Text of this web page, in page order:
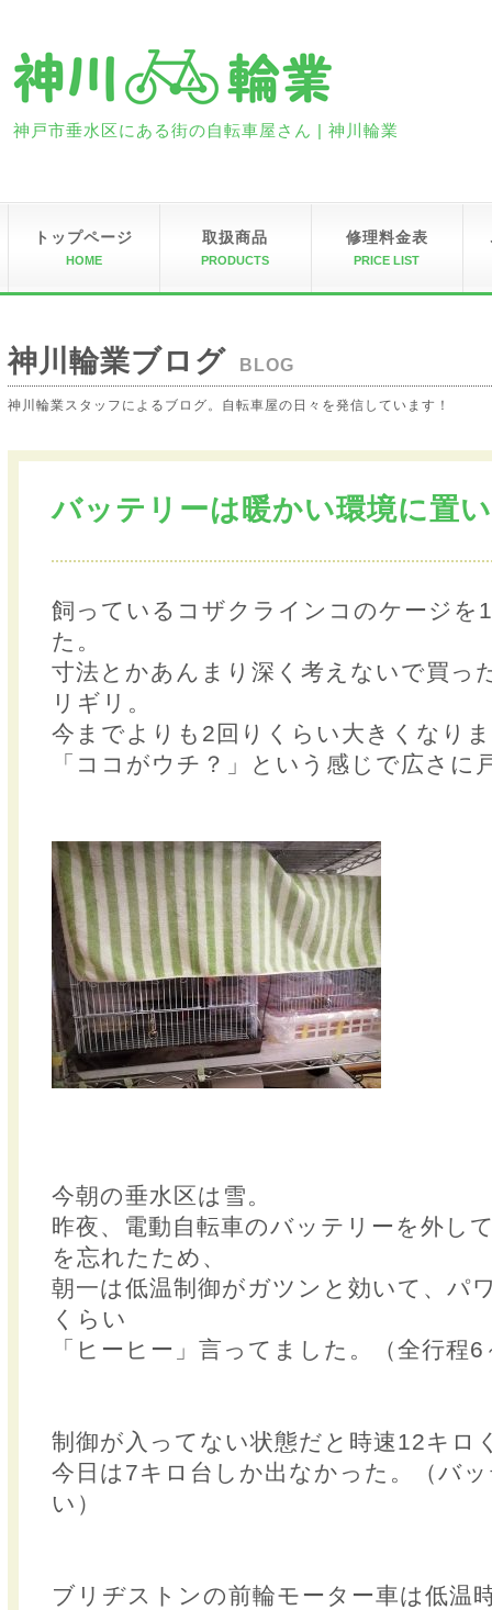
神戸市垂水区にある街の自転車屋さん | 神川輪業
トップページ
HOME
取扱商品
PRODUCTS
修理料金表
PRICE LIST
神川輪業ブログ BLOG
神川輪業スタッフによるブログ。自転車屋の日々を発信しています！
バッテリーは暖かい環境に置
飼っているコザクラインコのケージを
た。
寸法とかあんまり深く考えないで買っ
リギリ。
今までよりも2回りくらい大きくなり
「ココがウチ？」という感じで広さに
今朝の垂水区は雪。
昨夜、電動自転車のバッテリーを外し
を忘れたため、
朝一は低温制御がガツンと効いて、パ
くらい
「ヒーヒー」言ってました。（全行程
制御が入ってない状態だと時速12キロ
今日は7キロ台しか出なかった。（バ
い）
ブリヂストンの前輪モーター車は低温